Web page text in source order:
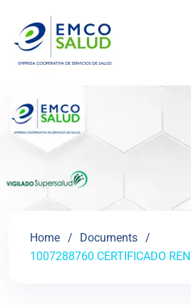
Home
Documents
1007288760 CERTIFICADO